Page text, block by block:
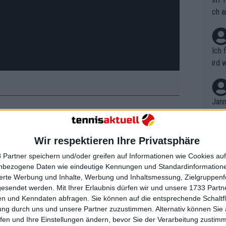
Wir respektieren Ihre Privatsphäre
Partner speichern und/oder greifen auf Informationen wie Cookies
Daten wie eindeutige Kennungen und
Werbung und Inhalte, Werbung und Inhaltsmessung,
werden. Mit Ihrer Erlaubnis dürfen wir und unsere 1733
und Kenndaten abfragen. Sie können auf die entsprechende
durch uns und unsere Partner zuzustimmen. Alternativ können Sie
und Ihre Einstellungen ändern, bevor Sie der Verarbeitung
sich auf ihre mit Spannung
of the Sexes“-Showmatch vor, das
Exhibition-Duell fordert die
von 2022 bei dessen
Vertretungsagentur beider Spieler,
gehört.
ch
Ich
ird
r in
em
t,
B.
on
n
nt.